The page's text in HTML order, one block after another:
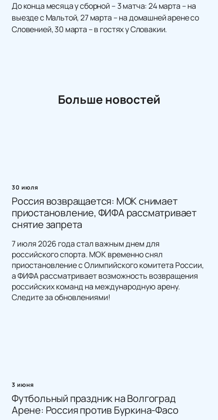
До конца месяца у сборной – 3 матча: 24 марта – на
выезде с Мальтой, 27 марта – на домашней арене со
Словенией, 30 марта – в гостях у Словакии.
Больше новостей
30 июля
Россия возвращается: МОК снимает
приостановление, ФИФА рассматривает
снятие запрета
7 июля 2026 года стал важным днем для
российского спорта. МОК временно снял
приостановление с Олимпийского комитета России,
а ФИФА рассматривает возможность возвращения
российских команд на международную арену.
Следите за обновлениями!
3 июня
Футбольный праздник на Волгоград
Арене: Россия против Буркина-Фасо